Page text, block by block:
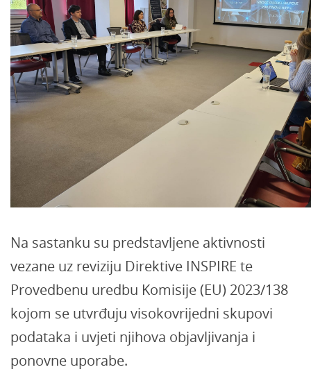
Na sastanku su predstavljene aktivnosti
vezane uz reviziju Direktive INSPIRE te
Provedbenu uredbu Komisije (EU) 2023/138
kojom se utvrđuju visokovrijedni skupovi
podataka i uvjeti njihova objavljivanja i
ponovne uporabe.